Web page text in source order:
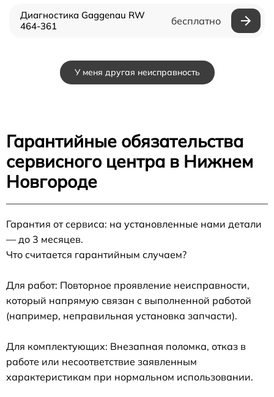
Диагностика Gaggenau RW
464-361
бесплатно
У меня другая неисправность
Гарантийные обязательства
сервисного центра в Нижнем
Новгороде
Гарантия от сервиса: на установленные нами детали
— до 3 месяцев.
Что считается гарантийным случаем?
Для работ: Повторное проявление неисправности,
который напрямую связан с выполненной работой
(например, неправильная установка запчасти).
Для комплектующих: Внезапная поломка, отказ в
работе или несоответствие заявленным
характеристикам при нормальном использовании.